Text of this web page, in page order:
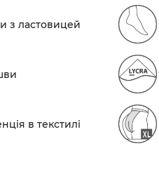
з ластовицей
в текстилі